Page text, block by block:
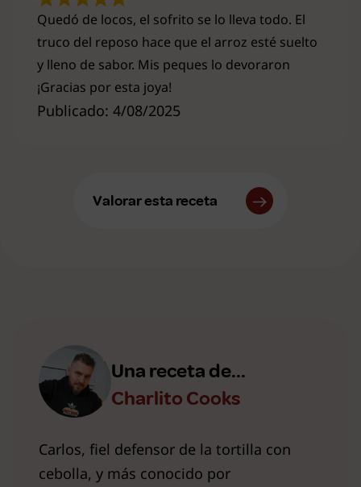
Publicado: 4/08/2025
Quedó de locos, el sofrito se lo lleva todo. El
truco del reposo hace que el arroz esté suelto
y lleno de sabor. Mis peques lo devoraron
¡Gracias por esta joya!
Valorar esta receta
Una receta de...
Charlito Cooks
Carlos, fiel defensor de la tortilla con
cebolla, y más conocido por